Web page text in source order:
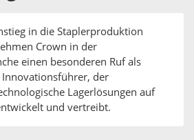
in die Staplerproduktion
Crown in der
einen besonderen Ruf als
der
Lagerlösungen auf
und vertreibt.